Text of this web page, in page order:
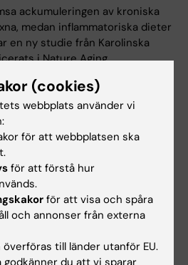
ackumuleringen av kroniska
medan inflammatoriska dieter
en ny studie från Karolinska
i Nature Aging.
(cookies)
webbplats använder vi
för att webbplatsen ska
för att förstå hur
för att visa och spåra
och annonser från externa
till länder utanför EU.
du att vi sparar